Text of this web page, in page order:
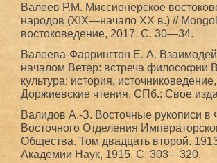
Валеев Р.М. Миссионерское
народов (ХIХ—начало ХХ в.) //
востоковедение, 2017. С. 30—34.
Валеева-Фаррингтон Е. А.
началом Ветер: встреча философии
культура: история,
Доржиевские чтения. СПб.: Свое
Валидов А.-З. Восточные рукописи в
Восточного Отделения
Общества. Том двадцать второй.
Академии Наук, 1915. С. 303—320.